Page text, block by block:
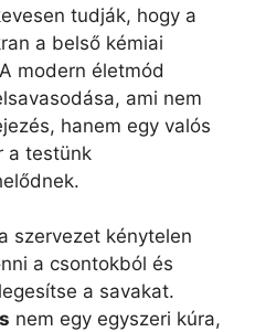
tudják, hogy a
a belső kémiai
modern életmód
ami nem
hanem egy valós
a testünk
szervezet kénytelen
a csontokból és
a savakat.
nem egy egyszeri kúra,